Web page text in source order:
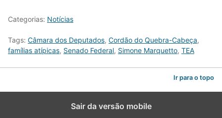
Categorias: Notícias
Tags: Câmara dos Deputados, Cordão do Quebra-Cabeça,
famílias atípicas, Senado Federal, Simone Marquetto, TEA
Ir para o topo
Sair da versão mobile